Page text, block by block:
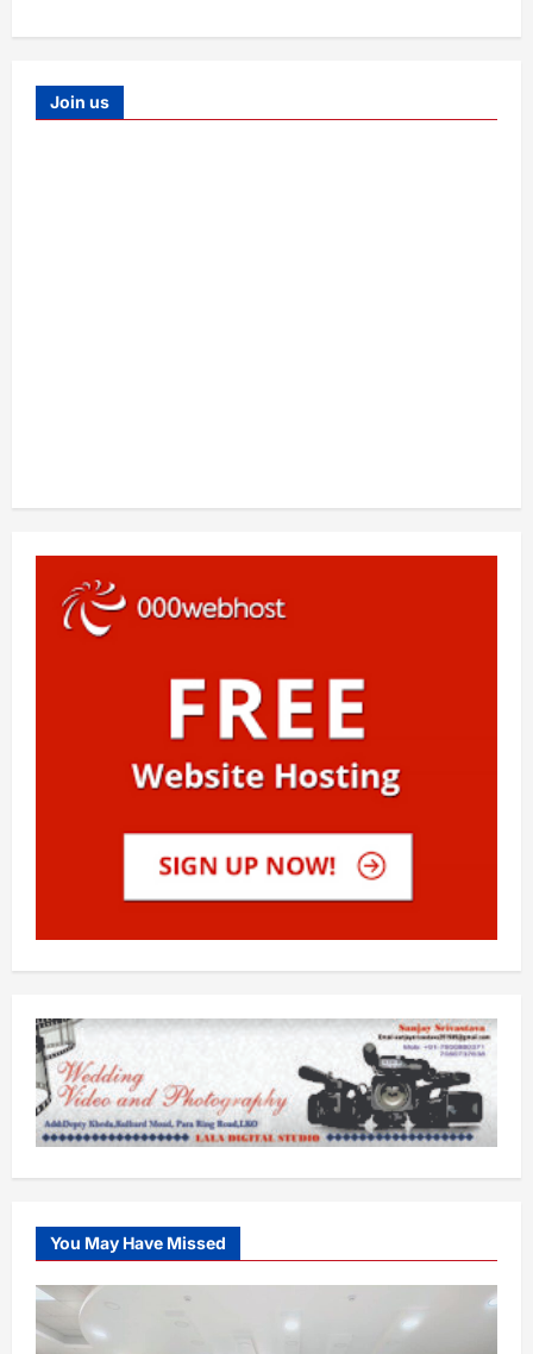
Join us
You May Have Missed